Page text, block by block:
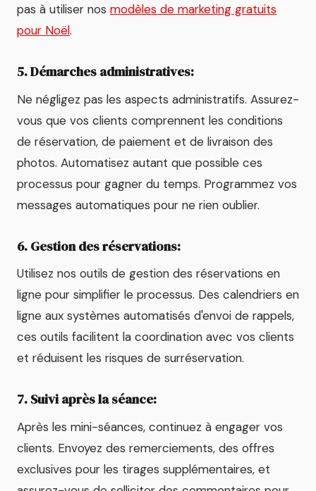
pas à utiliser nos modèles de marketing gratuits
pour Noël.
5. Démarches administratives:
Ne négligez pas les aspects administratifs. Assurez-
vous que vos clients comprennent les conditions
de réservation, de paiement et de livraison des
photos. Automatisez autant que possible ces
processus pour gagner du temps. Programmez vos
messages automatiques pour ne rien oublier.
6. Gestion des réservations:
Utilisez nos outils de gestion des réservations en
ligne pour simplifier le processus. Des calendriers en
ligne aux systèmes automatisés d'envoi de rappels,
ces outils facilitent la coordination avec vos clients
et réduisent les risques de surréservation.
7. Suivi après la séance:
Après les mini-séances, continuez à engager vos
clients. Envoyez des remerciements, des offres
exclusives pour les tirages supplémentaires, et